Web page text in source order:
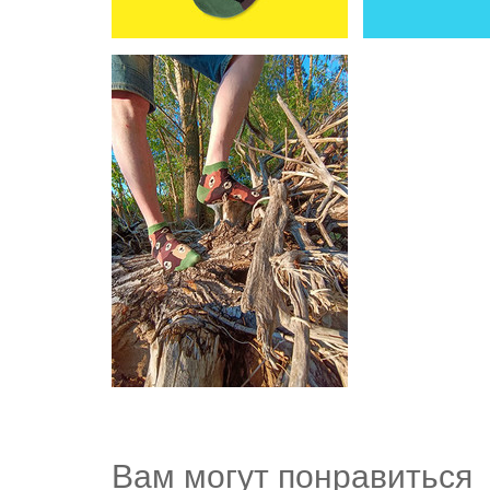
Вам могут понравиться